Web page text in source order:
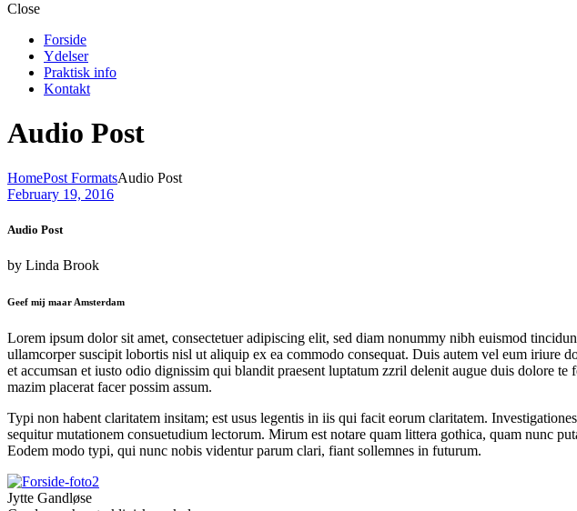
Close
Forside
Ydelser
Praktisk info
Kontakt
Audio Post
HomePost FormatsAudio Post
February 19, 2016
Audio Post
by Linda Brook
Geef mij maar Amsterdam
Lorem ipsum dolor sit amet, consectetuer adipiscing elit, sed diam nonummy nibh euismod
ullamcorper suscipit lobortis nisl ut aliquip ex ea commodo consequat. Duis autem vel eum iriure
et accumsan et iusto odio dignissim qui blandit praesent luptatum zzril delenit augue duis dolore
mazim placerat facer possim assum.
Typi non habent claritatem insitam; est usus legentis in iis qui facit eorum claritatem.
sequitur mutationem consuetudium lectorum. Mirum est notare quam littera gothica, quam nunc
Eodem modo typi, qui nunc nobis videntur parum clari, fiant sollemnes in futurum.
Jytte Gandløse